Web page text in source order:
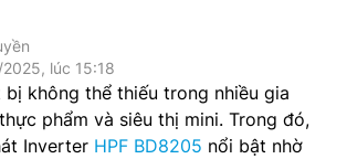
lúc 15:18
không thể thiếu trong nhiều gia
phẩm và siêu thị mini. Trong đó,
Inverter HPF BD8205 nổi bật nhờ